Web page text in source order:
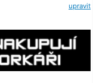
upravit